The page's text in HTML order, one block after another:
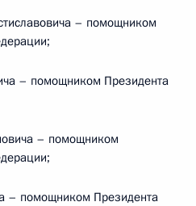
– помощником
– помощником Президента
– помощником
– помощником Президента